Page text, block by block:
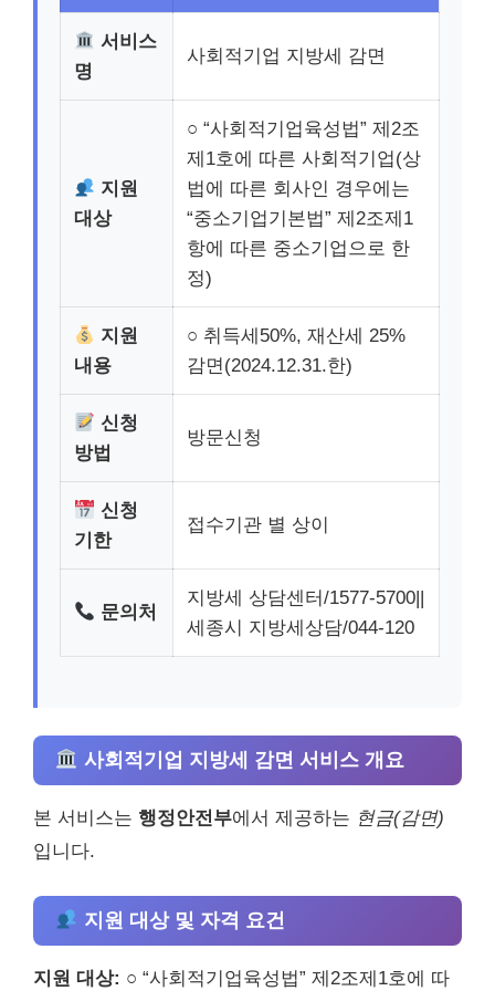
서비스
명
사회적기업 지방세 감면
지원
대상
○ “사회적기업육성법” 제2조
제1호에 따른 사회적기업(상
법에 따른 회사인 경우에는
“중소기업기본법” 제2조제1
항에 따른 중소기업으로 한
정)
지원
내용
○ 취득세50%, 재산세 25%
감면(2024.12.31.한)
신청
방법
방문신청
신청
기한
접수기관 별 상이
문의처
지방세 상담센터/1577-5700||
세종시 지방세상담/044-120
사회적기업 지방세 감면 서비스 개요
본 서비스는 행정안전부에서 제공하는 현금(감면)
입니다.
지원 대상 및 자격 요건
지원 대상: ○ “사회적기업육성법” 제2조제1호에 따